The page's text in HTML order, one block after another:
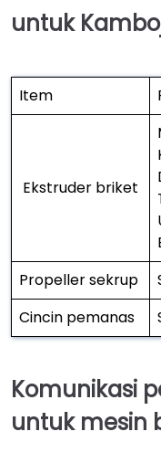
untuk
Item
Ekstruder briket
Propeller sekrup
Cincin pemanas
Komunikasi
untuk mesin